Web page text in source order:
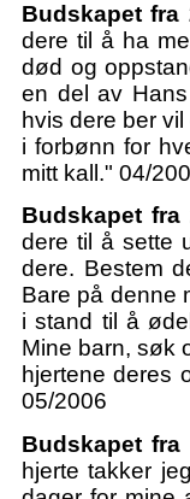
Budskapet fra
dere til å ha
død og
en del av
hvis dere ber
i forbønn for
mitt kall." 04/
Budskapet fra
dere til å sette
dere. Bestem
Bare på denne
i stand til å
Mine barn, søk
hjertene deres
05/2006
Budskapet fra
hjerte takker